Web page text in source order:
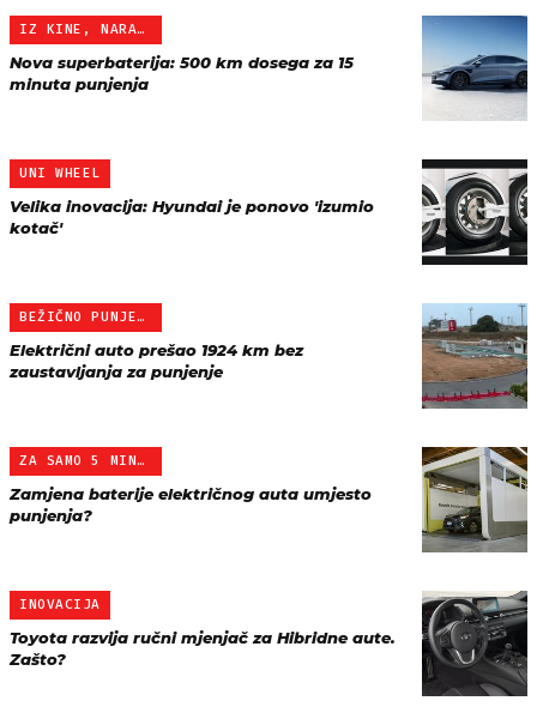
IZ KINE, NARAVNO
Nova superbaterija: 500 km dosega za 15
minuta punjenja
UNI WHEEL
Velika inovacija: Hyundai je ponovo 'izumio
kotač'
BEŽIČNO PUNJENJE
Električni auto prešao 1924 km bez
zaustavljanja za punjenje
ZA SAMO 5 MINUTA
Zamjena baterije električnog auta umjesto
punjenja?
INOVACIJA
Toyota razvija ručni mjenjač za Hibridne aute.
Zašto?